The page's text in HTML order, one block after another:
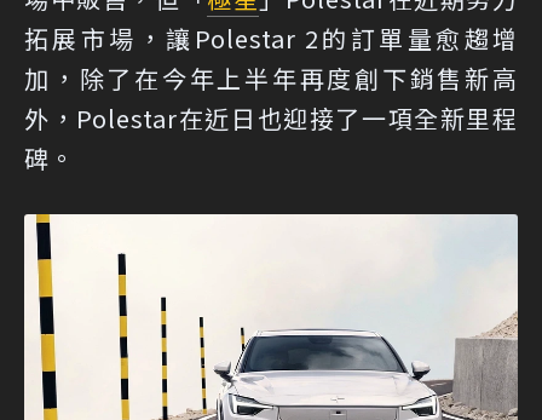
拓展市場，讓Polestar 2的訂單量愈趨增
加，除了在今年上半年再度創下銷售新高
外，Polestar在近日也迎接了一項全新里程
碑。